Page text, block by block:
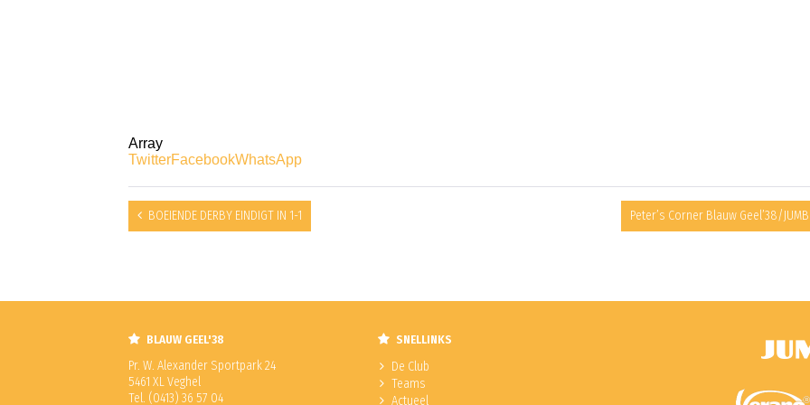
Array
TwitterFacebookWhatsApp
BOEIENDE DERBY EINDIGT IN 1-1 Peter’s Corner Blauw Geel’38/
BLAUW GEEL'38
Pr. W. Alexander Sportpark 24
5461 XL Veghel
Tel. (0413) 36 57 04
SNELLINKS
De Club
Teams
Actueel